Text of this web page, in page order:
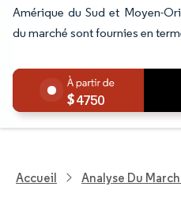
Amérique du Sud et Moyen-
du marché sont fournies en
4750
Accueil Analyse Du